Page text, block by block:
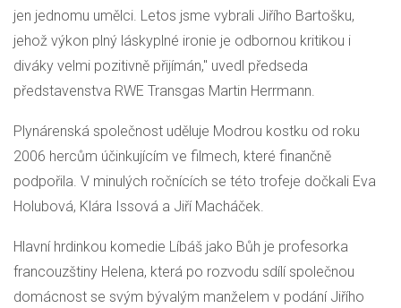
jen jednomu umělci. Letos jsme vybrali Jiřího Bartošku,
jehož výkon plný láskyplné ironie je odbornou kritikou i
diváky velmi pozitivně přijímán," uvedl předseda
představenstva RWE Transgas Martin Herrmann.
Plynárenská společnost uděluje Modrou kostku od roku
2006 hercům účinkujícím ve filmech, které finančně
podpořila. V minulých ročnících se této trofeje dočkali Eva
Holubová, Klára Issová a Jiří Macháček.
Hlavní hrdinkou komedie Líbáš jako Bůh je profesorka
francouzštiny Helena, která po rozvodu sdílí společnou
domácnost se svým bývalým manželem v podání Jiřího